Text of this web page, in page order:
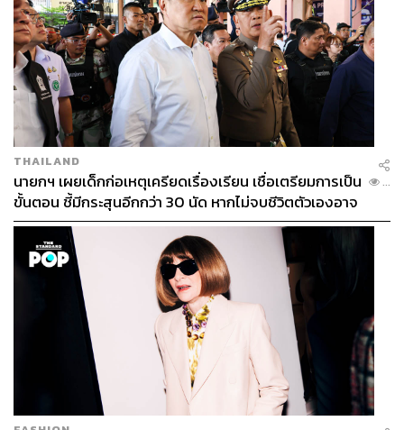
ภาพ: AC Milan / Facebook
อ้างอิง:
https://www.soccerbible.com/performance/football-ap
parel/2024/05/puma-ac-milan-launch-the-clubs-new-
home-shirt-for-2425/
TAGS: กีฬาฟุตบอล AC Milan Serie A เสื้อบอล
605
THAILAND
นายกฯ เผยเด็กก่อเหตุเครียดเรื่องเรียน เชื่อเตรียมการเป็น
ขั้นตอน ชี้มีกระสุนอีกกว่า 30 นัด หากไม่จบชีวิตตัวเองอาจ
สูญเสียเพิ่ม
...